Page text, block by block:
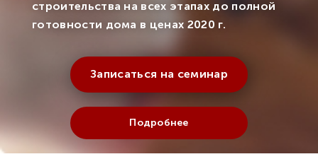
строительства на всех этапах до полной
готовности дома в ценах 2020 г.
Записаться на семинар
Подробнее